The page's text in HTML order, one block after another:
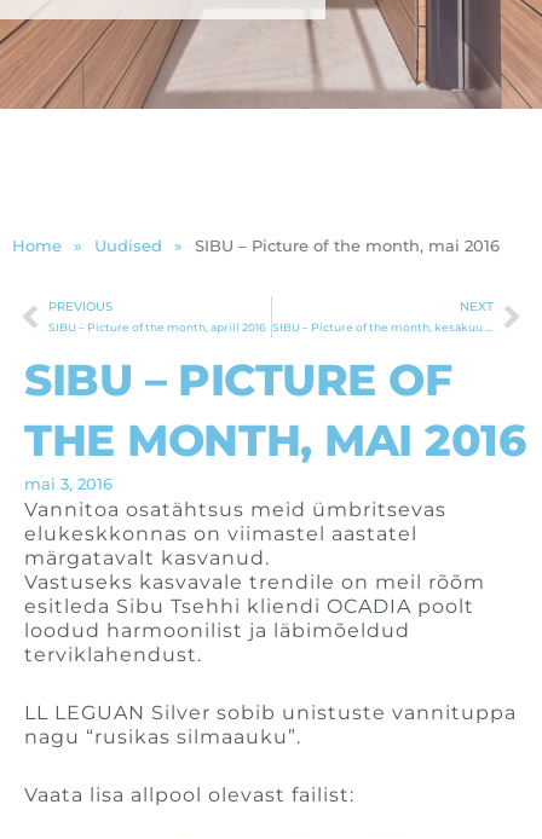
Home » Uudised » SIBU – Picture of the month, mai 2016
Prev
PREVIOUS
SIBU – Picture of the month, aprill 2016
NEXT
SIBU – PICTURE OF
THE MONTH, MAI 2016
mai 3, 2016
Vannitoa osatähtsus meid ümbritsevas
elukeskkonnas on viimastel aastatel
märgatavalt kasvanud.
Vastuseks kasvavale trendile on meil rõõm
esitleda Sibu Tsehhi kliendi OCADIA poolt
loodud harmoonilist ja läbimõeldud
terviklahendust.
LL LEGUAN Silver sobib unistuste vannituppa
nagu “rusikas silmaauku”.
Vaata lisa allpool olevast failist: